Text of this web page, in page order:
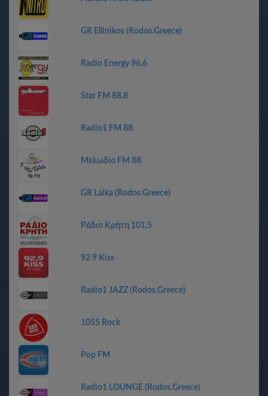
GR Ellinikos (Rodos.Greece)
Radio Energy 96,6
Star FM 88.8
Radio1 FM 88
Μελωδία FM 88
GR Laika (Rodos.Greece)
Ράδιο Κρήτη 101,5
92.9 Kiss
Radio1 JAZZ (Rodos.Greece)
1055 Rock
Pop FM
Radio1 LOUNGE (Rodos.Greece)